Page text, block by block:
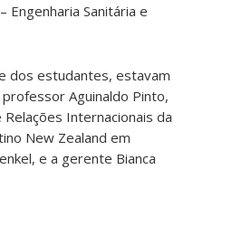
Engenharia Sanitária e
dos estudantes, estavam
Aguinaldo Pinto,
Internacionais da
New Zealand em
e a gerente Bianca